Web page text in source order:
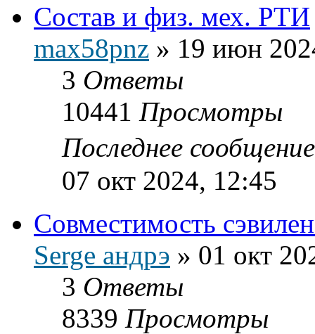
Состав и физ. мех. РТИ
max58pnz » 19 июн
3 Ответы
10441 Просмотры
Последнее
07 окт 2024, 12:45
Совместимость
Serge андрэ » 01 окт
3 Ответы
8339 Просмотры